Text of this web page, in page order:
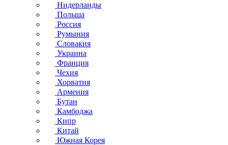
Нидерланды
Польша
Россия
Румыния
Словакия
Украина
Франция
Чехия
Хорватия
Армения
Бутан
Камбоджа
Кипр
Китай
Южная Корея